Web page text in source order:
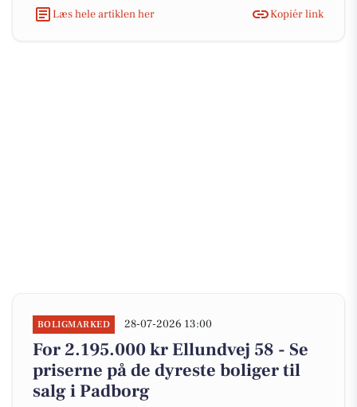
Læs hele artiklen her
Kopiér link
BOLIGMARKED 28-07-2026 13:00
For 2.195.000 kr Ellundvej 58 - Se
priserne på de dyreste boliger til
salg i Padborg